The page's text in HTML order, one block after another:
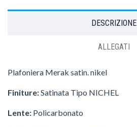
DESCRIZIONE
ALLEGATI
Plafoniera Merak satin. nikel
Finiture:Satinata Tipo NICHEL
Lente: Policarbonato